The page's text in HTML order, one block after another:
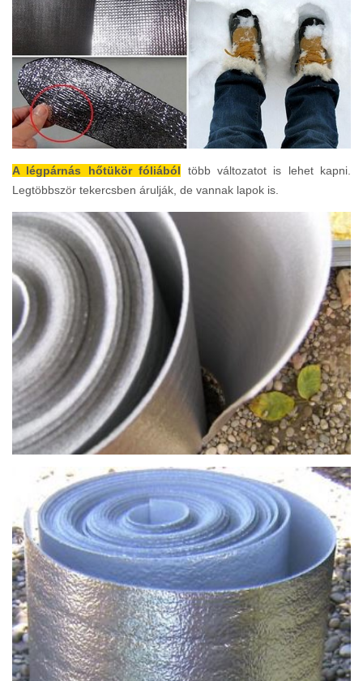
A légpárnás hőtükör fóliából több változatot is lehet kapni.
Legtöbbször tekercsben árulják, de vannak lapok is.